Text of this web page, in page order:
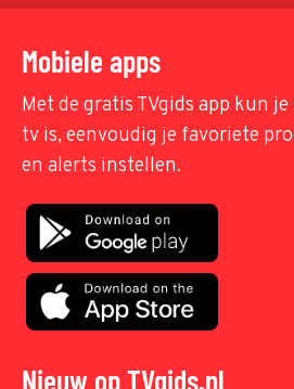
Mobiele apps
Met de gratis TVgids app kun
tv is, eenvoudig je favoriete
en alerts instellen.
Nieuw op TVgids.nl